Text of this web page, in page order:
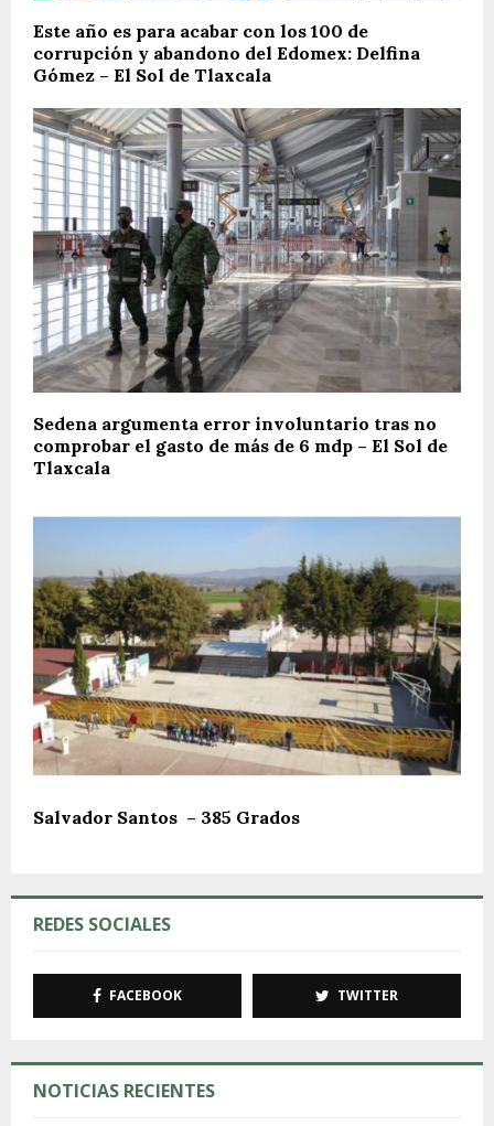
Este año es para acabar con los 100 de
corrupción y abandono del Edomex: Delfina
Gómez – El Sol de Tlaxcala
Sedena argumenta error involuntario tras no
comprobar el gasto de más de 6 mdp – El Sol de
Tlaxcala
Salvador Santos – 385 Grados
REDES SOCIALES
FACEBOOK TWITTER
NOTICIAS RECIENTES